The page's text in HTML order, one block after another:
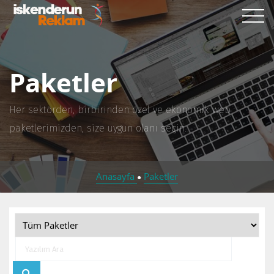
Paketler
Her sektörden, birbirinden özel ve ekonomik web
paketlerimizden, size uygun olanı seçin.
Anasayfa ● Paketler